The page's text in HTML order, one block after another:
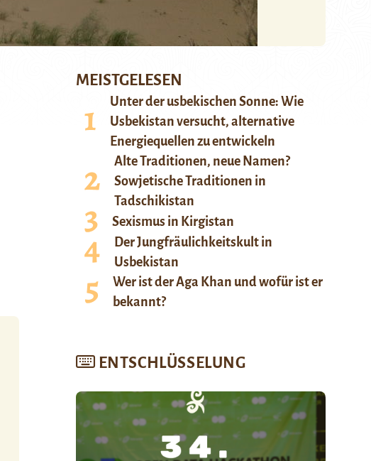
MEISTGELESEN
Unter der usbekischen Sonne: Wie
Usbekistan versucht, alternative
Energiequellen zu entwickeln
Alte Traditionen, neue Namen?
Sowjetische Traditionen in
Tadschikistan
Sexismus in Kirgistan
Der Jungfräulichkeitskult in
Usbekistan
Wer ist der Aga Khan und wofür ist er
bekannt?
ENTSCHLÜSSELUNG